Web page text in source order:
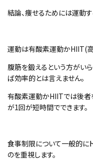
結論、痩せるためには運動
運動は有酸素運動かHIIT(高
腹筋を鍛えるという方がい
ば効率的とは言えません。
有酸素運動かHIITでは後者
が1回が短時間でできます。
食事制限について一般的に
のを重視します。